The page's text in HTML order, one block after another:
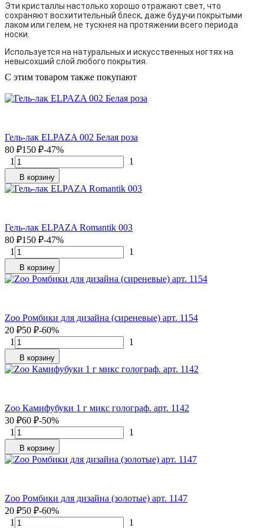
Эти кристаллы настолько хорошо отражают свет, что
сохраняют восхитительный блеск, даже будучи покрытыми
лаком или гелем, не тускнея на протяжении всего периода
носки.
Используется на натуральных и искусственных ногтях на
невысохший слой любого покрытия.
C этим товаром также покупают
Гель-лак ELPAZA 002 Белая роза
80 ₽150 ₽-47%
1
1
В корзину
Гель-лак ELPAZA Romantik 003
80 ₽150 ₽-47%
1
1
В корзину
Zoo Ромбики для дизайна (сиреневые) арт. 1154
20 ₽50 ₽-60%
1
1
В корзину
Zoo Камифубуки 1 г микс голограф. арт. 1142
30 ₽60 ₽-50%
1
1
В корзину
Zoo Ромбики для дизайна (золотые) арт. 1147
20 ₽50 ₽-60%
1
1